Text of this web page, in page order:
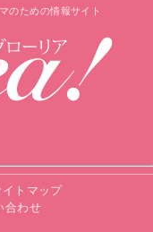
のための情報サイト
イトマップ
合わせ